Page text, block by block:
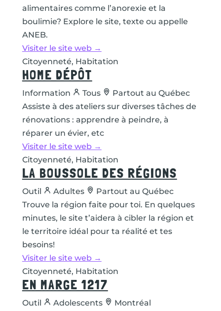
alimentaires comme l’anorexie et la
boulimie? Explore le site, texte ou appelle
ANEB.
Visiter le site web →
Citoyenneté, Habitation
HOME DÉPÔT
Information Tous
Partout au Québec
Assiste à des ateliers sur diverses tâches de
rénovations : apprendre à peindre, à
réparer un évier, etc
Visiter le site web →
Citoyenneté, Habitation
LA BOUSSOLE DES RÉGIONS
Outil Adultes
Partout au Québec
Trouve la région faite pour toi. En quelques
minutes, le site t’aidera à cibler la région et
le territoire idéal pour ta réalité et tes
besoins!
Visiter le site web →
Citoyenneté, Habitation
EN MARGE 1217
Outil Adolescents
Montréal